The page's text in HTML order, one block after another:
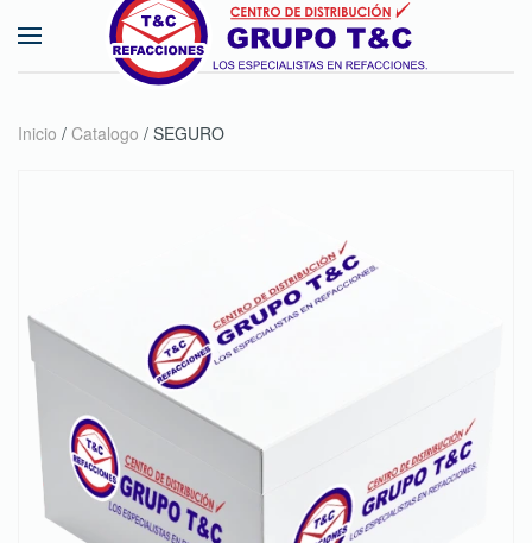
Skip to main content
Inicio / Catalogo / SEGURO